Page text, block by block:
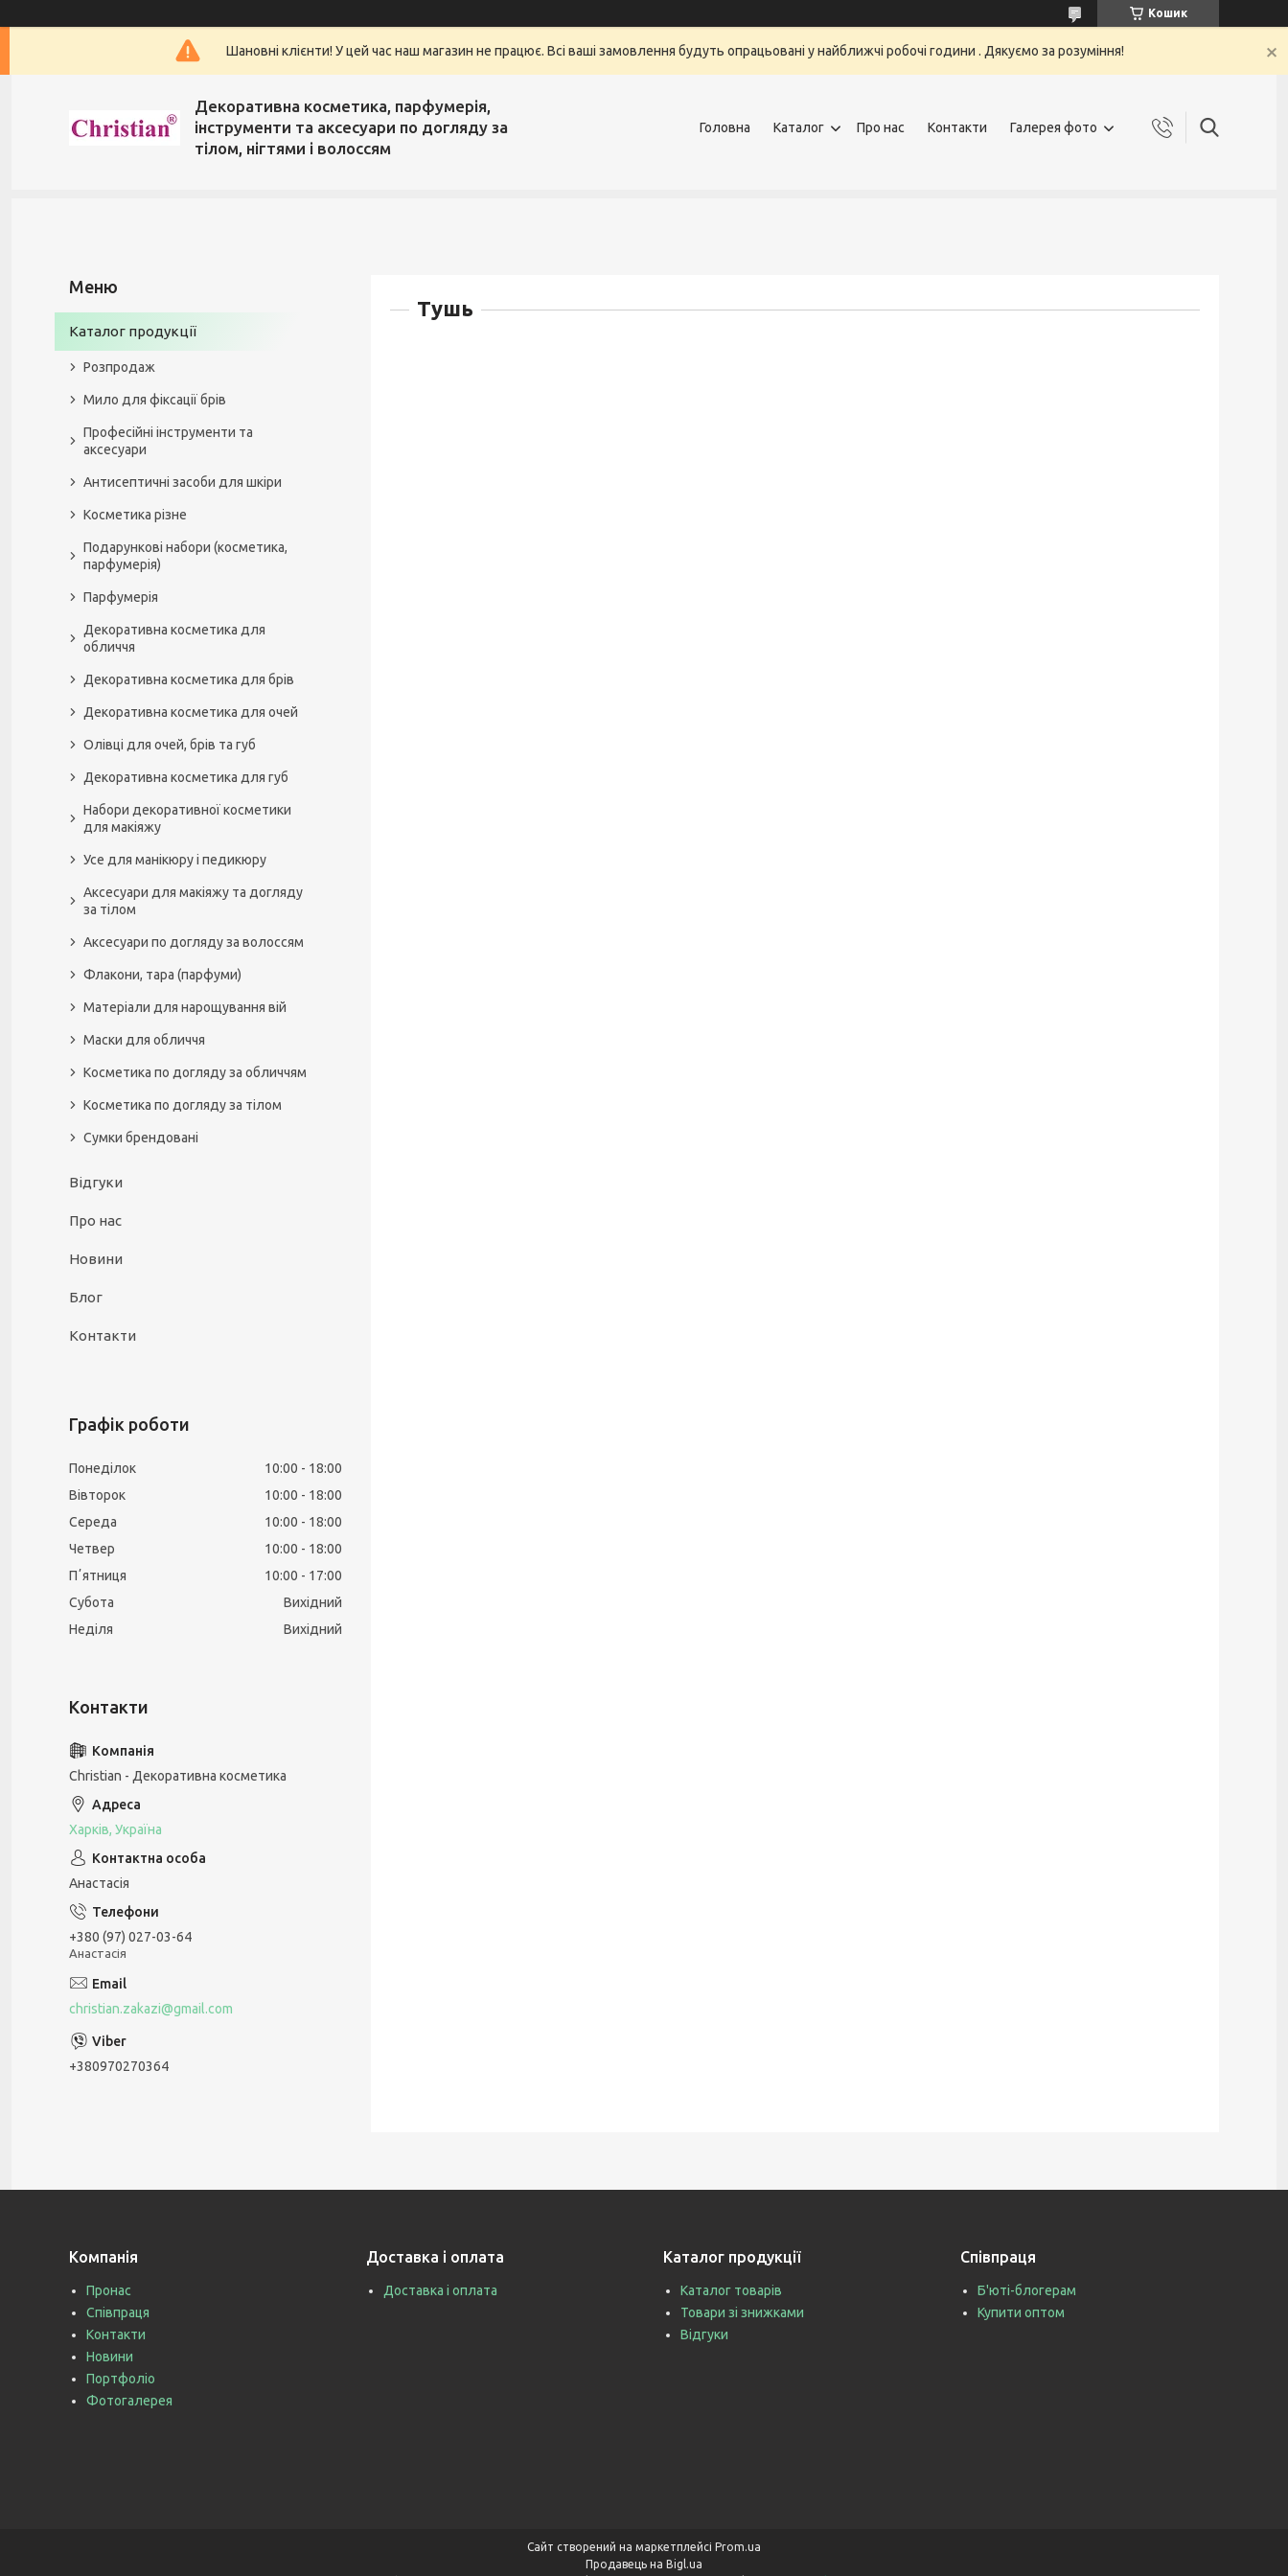
Кошик
Шановні клієнти! У цей час наш магазин не працює. Всі ваші замовлення будуть опрацьовані у найближчі робочі години . Дякуємо за розуміння!
Декоративна косметика, парфумерія,
інструменти та аксесуари по догляду за
тілом, нігтями і волоссям
Головна Каталог Про нас Контакти Галерея фото
Тушь
Каталог продукції
Розпродаж
Мило для фіксації брів
Професійні інструменти та
аксесуари
Антисептичні засоби для шкіри
Косметика різне
Подарункові набори (косметика,
парфумерія)
Парфумерія
Декоративна косметика для
обличчя
Декоративна косметика для брів
Декоративна косметика для очей
Олівці для очей, брів та губ
Декоративна косметика для губ
Набори декоративної косметики
для макіяжу
Усе для манікюру і педикюру
Аксесуари для макіяжу та догляду
за тілом
Аксесуари по догляду за волоссям
Флакони, тара (парфуми)
Матеріали для нарощування вій
Маски для обличчя
Косметика по догляду за обличчям
Косметика по догляду за тілом
Сумки брендовані
Відгуки
Про нас
Новини
Блог
Контакти
Графік роботи
Понеділок 10:00
18:00
Вівторок
10:00
18:00
Середа
10:00
18:00
Четвер
10:00
18:00
Пʼятниця
10:00
17:00
Субота
Вихідний
Неділя
Вихідний
Christian - Декоративна косметика
Харків, Україна
Анастасія
+380 (97) 027-03-64
Анастасія
christian.zakazi@gmail.com
+380970270364
Компанія
Пронас
Співпраця
Контакти
Новини
Портфоліо
Фотогалерея
Доставка і оплата
Доставка і оплата
Каталог продукції
Каталог товарів
Товари зі знижками
Відгуки
Співпраця
Б'юті-блогерам
Купити оптом
Сайт створений на маркетплейсі Prom.ua
Продавець на Bigl.ua